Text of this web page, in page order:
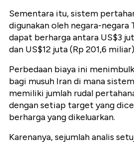
Sementara itu, sistem
digunakan oleh negara-negara
dapat berharga antara US$3
dan US$12 juta (Rp 201,6
Perbedaan biaya ini
bagi musuh Iran di mana
memiliki jumlah rudal
dengan setiap target yang
berharga yang dikeluarkan.
Karenanya, sejumlah analis